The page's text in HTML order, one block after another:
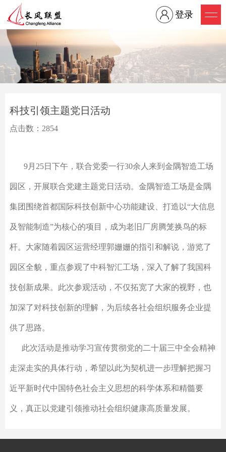
登录
科技引领主题党日活动
点击数：2854
9月 25日下午，联合党委一行30余人来到金隅智造工场
园区，开展联合党建主题党日活动。金隅智造工场是金隅
集团围绕首都国际科技创新中心功能建设、打造以“大信息
及智能制造”为核心的项目，成为老旧厂房腾笼换鸟的标
杆。大家随着园区运营经理郭姗姗的指引和解说，游览了
园区全貌，重点参观了中科智汇工场，深入了解了我国科
技创新成果。此次参观活动，不仅拓宽了大家的视野，也
加深了对科技创新的理解，为后续各社会组织服务企业提
供了思路。
此次活动是推动学习宣传贯彻党的二十届三中全会精神
走深走实的具体行动，希望以此为契机进一步理解把握习
近平新时代中国特色社会主义思想的科学体系和精髓要
义，真正以党建引领推动社会组织健康高质量发展。